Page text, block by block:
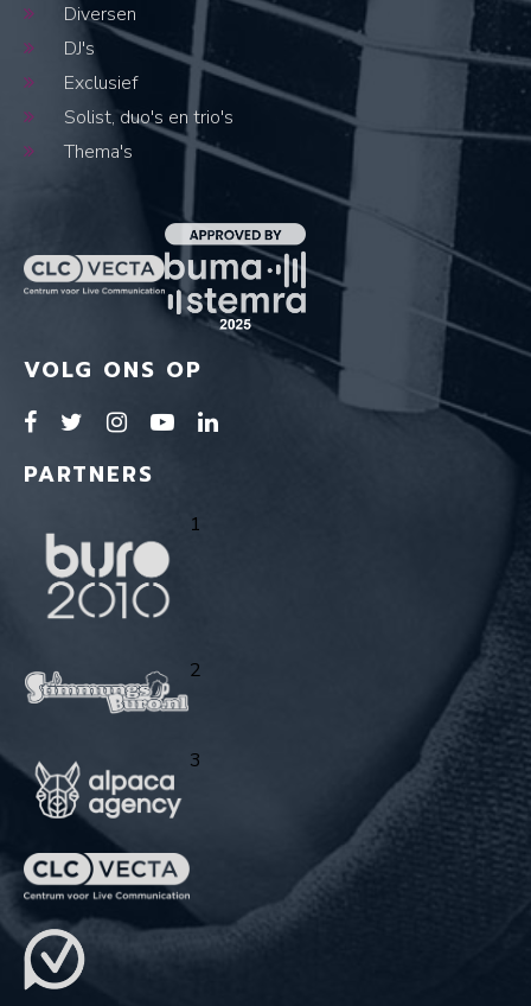
Diversen
DJ's
Exclusief
Solist, duo's en trio's
Thema's
VOLG ONS OP
PARTNERS
1
2
3